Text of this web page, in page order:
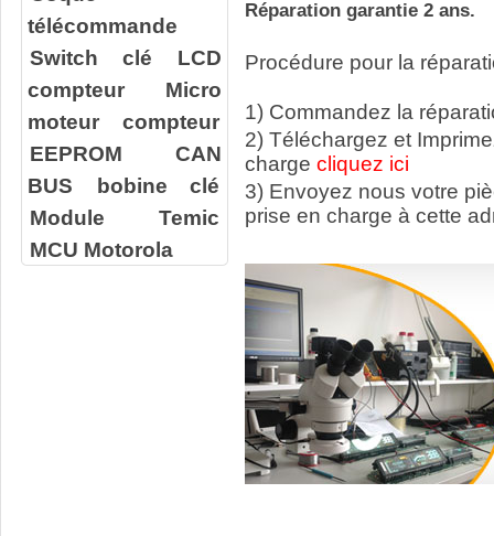
télécommande
Switch clé
LCD
compteur
Micro
moteur compteur
EEPROM
CAN
BUS
bobine clé
Module Temic
MCU Motorola
Réparation garantie 2 ans.
Procédure pour la
1) Commandez la
2) Téléchargez et
charge cliquez ici
3) Envoyez nous votre
prise en charge à cette